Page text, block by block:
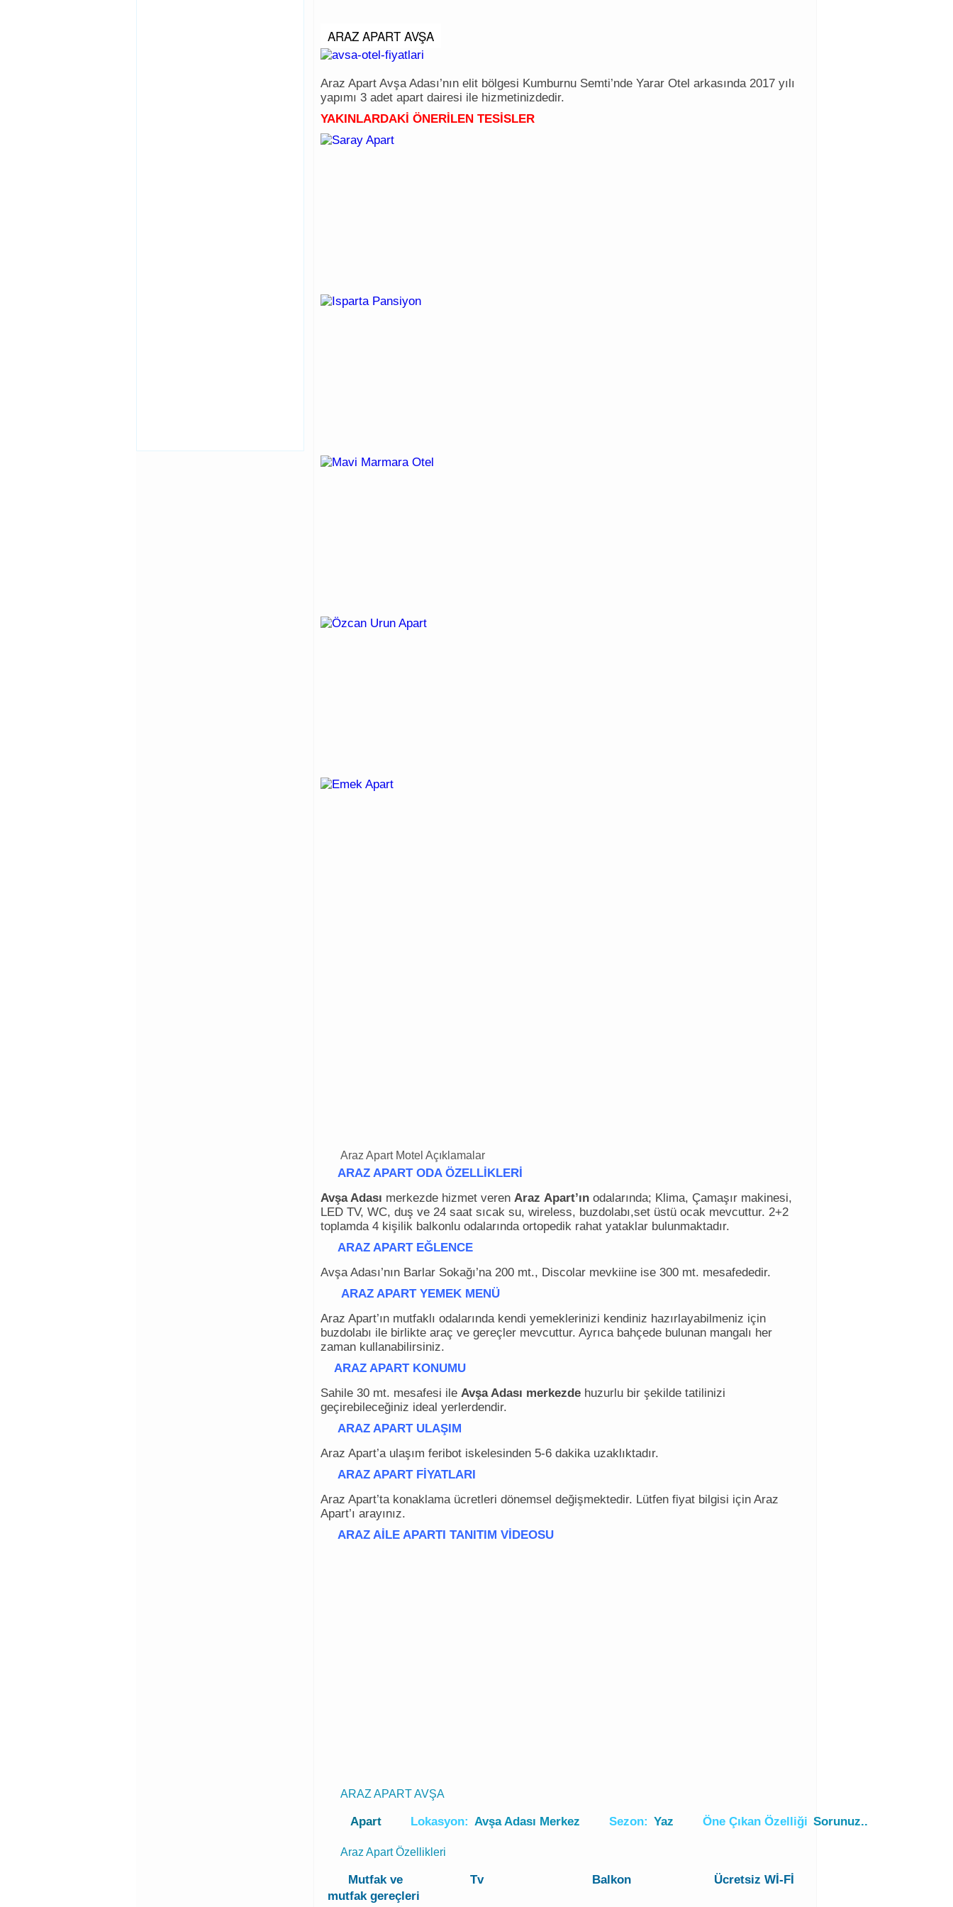
ARAZ APART AVŞA
Araz Apart Avşa Adası’nın elit bölgesi Kumburnu Semti’nde Yarar Otel arkasında 2017 yılı
yapımı 3 adet apart dairesi ile hizmetinizdedir.
YAKINLARDAKİ ÖNERİLEN TESİSLER
Araz Apart Motel Açıklamalar
ARAZ APART ODA ÖZELLİKLERİ
Avşa Adası merkezde hizmet veren Araz Apart’ın odalarında; Klima, Çamaşır makinesi,
LED TV, WC, duş ve 24 saat sıcak su, wireless, buzdolabı,set üstü ocak mevcuttur. 2+2
toplamda 4 kişilik balkonlu odalarında ortopedik rahat yataklar bulunmaktadır.
ARAZ APART EĞLENCE
Avşa Adası’nın Barlar Sokağı’na 200 mt., Discolar mevkiine ise 300 mt. mesafededir.
ARAZ APART YEMEK MENÜ
Araz Apart’ın mutfaklı odalarında kendi yemeklerinizi kendiniz hazırlayabilmeniz için
buzdolabı ile birlikte araç ve gereçler mevcuttur. Ayrıca bahçede bulunan mangalı her
zaman kullanabilirsiniz.
ARAZ APART KONUMU
Sahile 30 mt. mesafesi ile Avşa Adası merkezde huzurlu bir şekilde tatilinizi
geçirebileceğiniz ideal yerlerdendir.
ARAZ APART ULAŞIM
Araz Apart’a ulaşım feribot iskelesinden 5-6 dakika uzaklıktadır.
ARAZ APART FİYATLARI
Araz Apart’ta konaklama ücretleri dönemsel değişmektedir. Lütfen fiyat bilgisi için Araz
Apart’ı arayınız.
ARAZ AİLE APARTI TANITIM VİDEOSU
ARAZ APART AVŞA
Apart Lokasyon: Avşa Adası Merkez Sezon: Yaz Öne Çıkan Özelliği Sorunuz..
Araz Apart Özellikleri
Mutfak ve
mutfak gereçleri
Tv Balkon Ücretsiz Wİ-Fİ